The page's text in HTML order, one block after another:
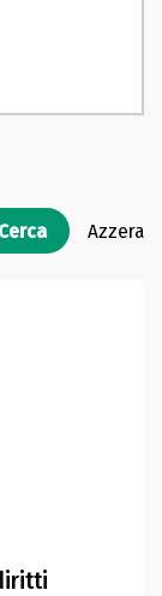
Cerca Azzera